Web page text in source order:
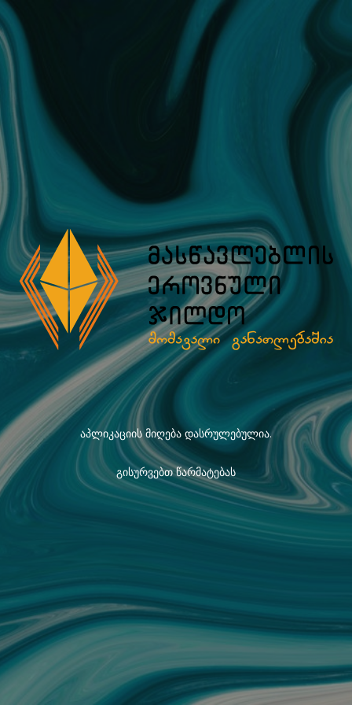
აპლიკაციის მიღება დასრულებულია.
გისურვებთ წარმატებას